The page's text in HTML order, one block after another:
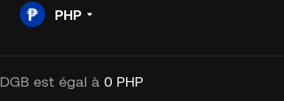
PHP
est égal à 0 PHP